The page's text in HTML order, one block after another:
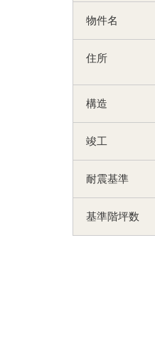
物件名
住所
構造
竣工
耐震基準
基準階坪数